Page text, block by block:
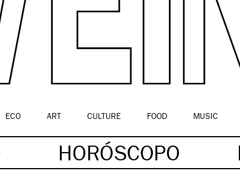
ECO ART CULTURE FOOD MUSIC
HORÓSCOPO